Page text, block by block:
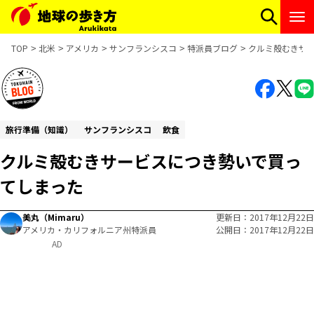
TOP 北米 アメリカ サンフランシスコ 特派員ブログ クルミ殻むきサ
旅行準備（知識） サンフランシスコ 飲食
クルミ殻むきサービスにつき勢いで買っ
てしまった
美丸（Mimaru）
アメリカ・カリフォルニア州特派員
更新日
2017年12月22日
公開日
2017年12月22日
AD